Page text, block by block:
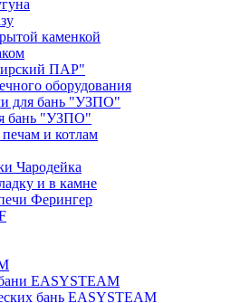
каменкой
ПАР"
оборудования
для бань "УЗПО"
бань "УЗПО"
и котлам
Чародейка
и в камне
Ферингер
EASYSTEAM
бань EASYSTEAM